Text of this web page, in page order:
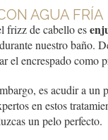
AGUA FRÍA
frizz de cabello es
nuestro baño.
el encrespado como
es acudir a un
en estos
un pelo perfecto.